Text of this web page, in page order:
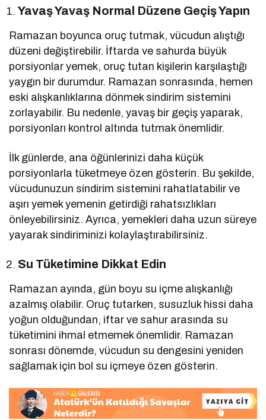
Yavaş Yavaş Normal Düzene Geçiş Yapın
Ramazan boyunca oruç tutmak, vücudun alıştığı
düzeni değiştirebilir. İftarda ve sahurda büyük
porsiyonlar yemek, oruç tutan kişilerin karşılaştığı
yaygın bir durumdur. Ramazan sonrasında, hemen
eski alışkanlıklarına dönmek sindirim sistemini
zorlayabilir. Bu nedenle, yavaş bir geçiş yaparak,
porsiyonları kontrol altında tutmak önemlidir.
İlk günlerde, ana öğünlerinizi daha küçük
porsiyonlarla tüketmeye özen gösterin. Bu şekilde,
vücudunuzun sindirim sistemini rahatlatabilir ve
aşırı yemek yemenin getirdiği rahatsızlıkları
önleyebilirsiniz. Ayrıca, yemekleri daha uzun süreye
yayarak sindiriminizi kolaylaştırabilirsiniz.
Su Tüketimine Dikkat Edin
Ramazan ayında, gün boyu su içme alışkanlığı
azalmış olabilir. Oruç tutarken, susuzluk hissi daha
yoğun olduğundan, iftar ve sahur arasında su
tüketimini ihmal etmemek önemlidir. Ramazan
sonrası dönemde, vücudun su dengesini yeniden
sağlamak için bol su içmeye özen gösterin.